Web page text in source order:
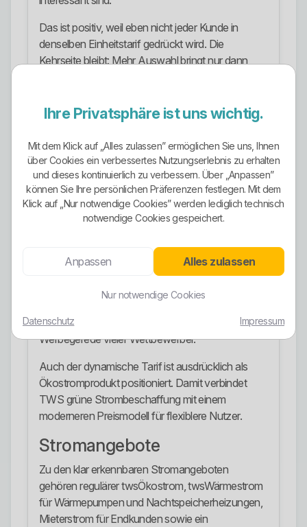
Das ist positiv, weil eben nicht jeder Kunde in
denselben Einheitstarif gedrückt wird. Die
Kehrseite bleibt: Mehr Auswahl bringt nur dann
Ökostrom-Ausrichtung
Die Ökostrom-Ausrichtung ist bei TWS kein
dekoratives Marketingelement, sondern Kern des
Stromvertriebs. Das Unternehmen betont seit
Jahren, seine Kundinnen und Kunden
ausschließlich mit Ökostrom zu beliefern und
Besonders stark ist, dass TWS das Thema nicht
nur verkauft, sondern auch mit eigenen und
deutlich belastbarer als das übliche grüne
Werbegerede vieler Wettbewerber.
Auch der dynamische Tarif ist ausdrücklich als
Ökostromprodukt positioniert. Damit verbindet
TWS grüne Strombeschaffung mit einem
moderneren Preismodell für flexiblere Nutzer.
Stromangebote
Zu den klar erkennbaren Stromangeboten
gehören regulärer twsÖkostrom, twsWärmestrom
für Wärmepumpen und Nachtspeicherheizungen,
Mieterstrom für Endkunden sowie ein
Ihre Privatsphäre ist uns wichtig.
Mit dem Klick auf „Alles zulassen” ermöglichen Sie uns, Ihnen
über Cookies ein verbessertes Nutzungserlebnis zu erhalten
und dieses kontinuierlich zu verbessern. Über „Anpassen”
können Sie Ihre persönlichen Präferenzen festlegen. Mit dem
Klick auf „Nur notwendige Cookies” werden lediglich technisch
notwendige Cookies gespeichert.
Anpassen Alles zulassen
Nur notwendige Cookies
Datenschutz Impressum